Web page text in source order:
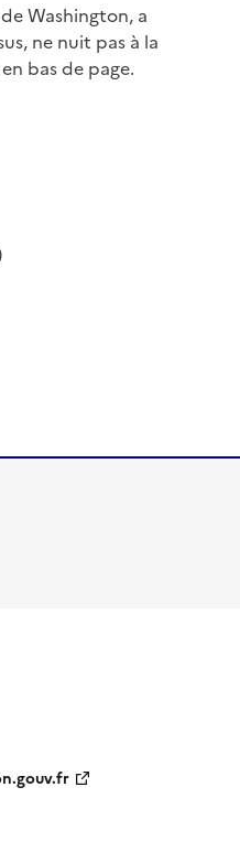
Washington, a
ne nuit pas à la
bas de page.